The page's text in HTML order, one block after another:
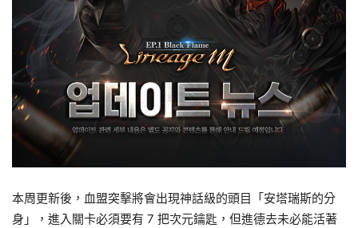
本周更新後，血盟突擊將會出現神話級的頭目「安塔瑞斯的分
身」，進入關卡必須要有 7 把次元鑰匙，但進德去未必能活著